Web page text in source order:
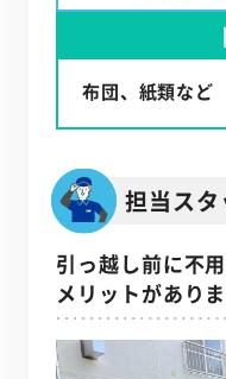
布団、紙類など
担当スタ
引っ越し前に不
メリットがあり